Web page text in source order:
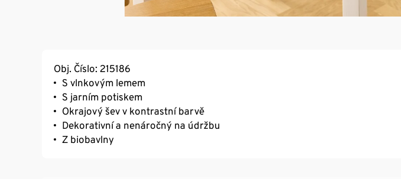
Obj. Číslo: 215186
S vlnkovým lemem
S jarním potiskem
Okrajový šev v kontrastní barvě
Dekorativní a nenáročný na údržbu
Z biobavlny